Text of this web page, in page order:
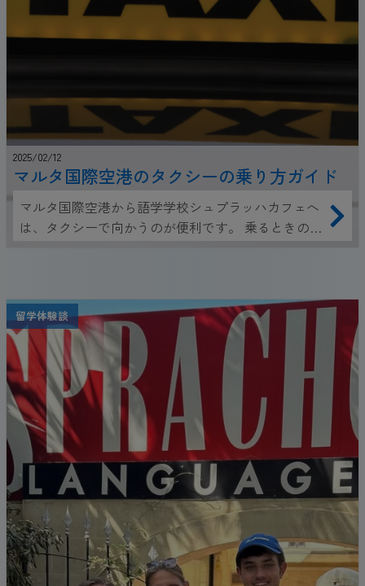
2025/02/12
マルタ国際空港のタクシーの乗り方ガイド
マルタ国際空港から語学学校シュプラッハカフェへ
は、タクシーで向かうのが便利です。 乗るときの参
留学体験談